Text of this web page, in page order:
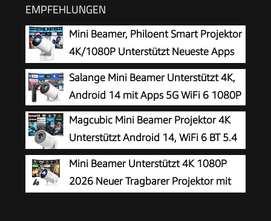
EMPFEHLUNGEN
Mini Beamer, Philoent Smart Projektor
4K/1080P Unterstützt Neueste Apps
WiFi 6 Bluetooth 5.4 Auto Screen
Trapezkorrektur Niedriges Rauschen,
Ultrakurzdistanzbeamer bietet großes Bild im
kleinen Raum
Salange Mini Beamer Unterstützt 4K,
Android 14 mit Apps 5G WiFi 6 1080P
Magcubic Mini Beamer Projektor 4K
Unterstützt Android 14, WiFi 6 BT 5.4
Mini Beamer Unterstützt 4K 1080P
2026 Neuer Tragbarer Projektor mit